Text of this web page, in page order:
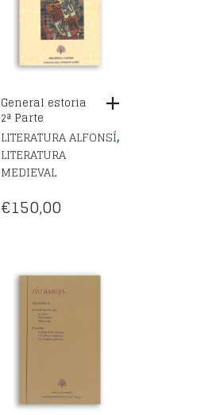
General estoria
2ª Parte
LITERATURA ALFONSÍ,
LITERATURA
MEDIEVAL
€150,00